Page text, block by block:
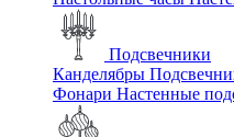
Подсвечники
Канделябры
Фонари Настенные